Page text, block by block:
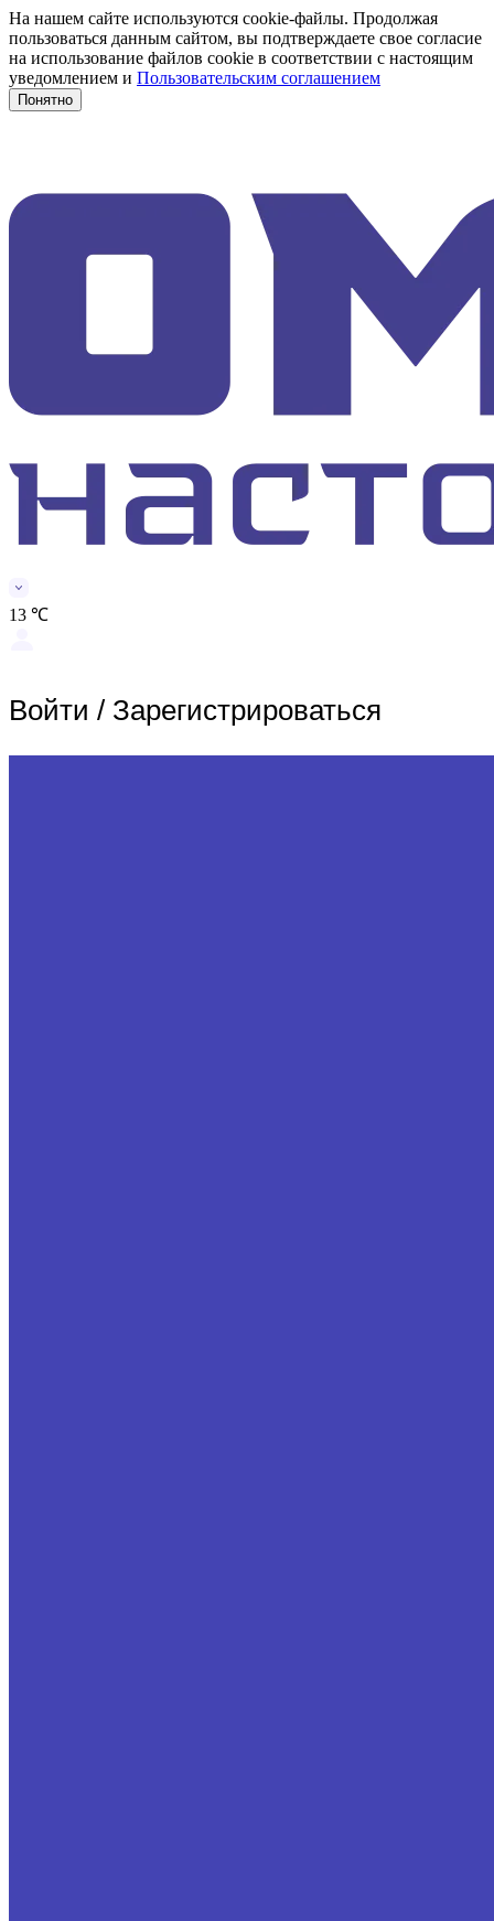
На нашем сайте используются cookie-файлы. Продолжая
пользоваться данным сайтом, вы подтверждаете свое согласие
на использование файлов cookie в соответствии с настоящим
уведомлением и Пользовательским соглашением
Понятно
13 ℃
Войти / Зарегистрироваться